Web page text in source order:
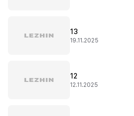
13
19.11.2025
12
12.11.2025